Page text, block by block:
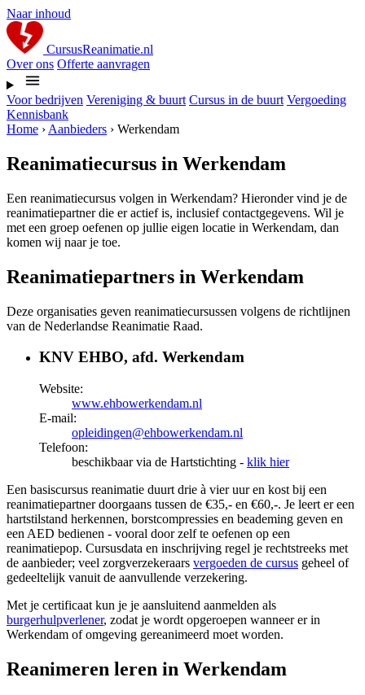
Naar inhoud
CursusReanimatie.nl
Over ons Offerte aanvragen
Voor bedrijven Vereniging & buurt Cursus in de buurt Vergoeding
Kennisbank
Home › Aanbieders › Werkendam
Reanimatiecursus in Werkendam
Een reanimatiecursus volgen in Werkendam? Hieronder vind je de
reanimatiepartner die er actief is, inclusief contactgegevens. Wil je
met een groep oefenen op jullie eigen locatie in Werkendam, dan
komen wij naar je toe.
Reanimatiepartners in Werkendam
Deze organisaties geven reanimatiecursussen volgens de richtlijnen
van de Nederlandse Reanimatie Raad.
KNV EHBO, afd. Werkendam
Website:
www.ehbowerkendam.nl
E-mail:
opleidingen@ehbowerkendam.nl
Telefoon:
beschikbaar via de Hartstichting - klik hier
Een basiscursus reanimatie duurt drie à vier uur en kost bij een
reanimatiepartner doorgaans tussen de €35,- en €60,-. Je leert er een
hartstilstand herkennen, borstcompressies en beademing geven en
een AED bedienen - vooral door zelf te oefenen op een
reanimatiepop. Cursusdata en inschrijving regel je rechtstreeks met
de aanbieder; veel zorgverzekeraars vergoeden de cursus geheel of
gedeeltelijk vanuit de aanvullende verzekering.
Met je certificaat kun je je aansluitend aanmelden als
burgerhulpverlener, zodat je wordt opgeroepen wanneer er in
Werkendam of omgeving gereanimeerd moet worden.
Reanimeren leren in Werkendam